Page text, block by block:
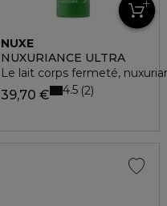
NUXE
NUXURIANCE ULTRA
Le lait corps fermeté,
39,70 € 4.5 2